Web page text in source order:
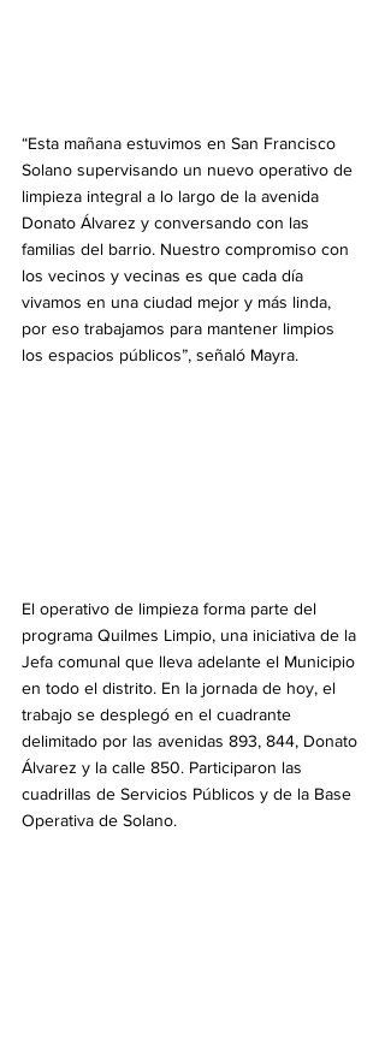
“Esta mañana estuvimos en San Francisco
Solano supervisando un nuevo operativo de
limpieza integral a lo largo de la avenida
Donato Álvarez y conversando con las
familias del barrio. Nuestro compromiso con
los vecinos y vecinas es que cada día
vivamos en una ciudad mejor y más linda,
por eso trabajamos para mantener limpios
los espacios públicos”, señaló Mayra.
El operativo de limpieza forma parte del
programa Quilmes Limpio, una iniciativa de la
Jefa comunal que lleva adelante el Municipio
en todo el distrito. En la jornada de hoy, el
trabajo se desplegó en el cuadrante
delimitado por las avenidas 893, 844, Donato
Álvarez y la calle 850. Participaron las
cuadrillas de Servicios Públicos y de la Base
Operativa de Solano.